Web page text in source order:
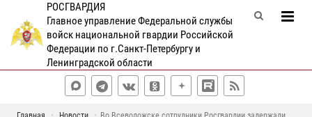
РОСГВАРДИЯ
Главное управление Федеральной службы
войск национальной гвардии Российской
Федерации по г.Санкт-Петербургу и
Ленинградской области